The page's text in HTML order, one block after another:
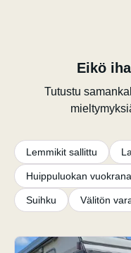
Eikö
Tutustu
Lemmikit sallittu
Huippuluokan
Suihku Välitön